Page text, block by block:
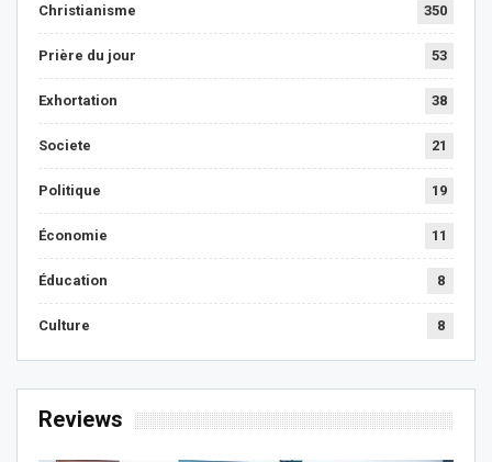
Christianisme 350
Prière du jour 53
Exhortation 38
Societe 21
Politique 19
Économie 11
Éducation 8
Culture 8
Reviews